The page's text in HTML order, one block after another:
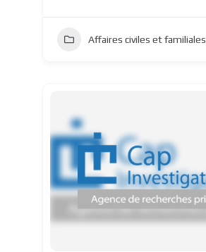
Affaires civiles et familiales